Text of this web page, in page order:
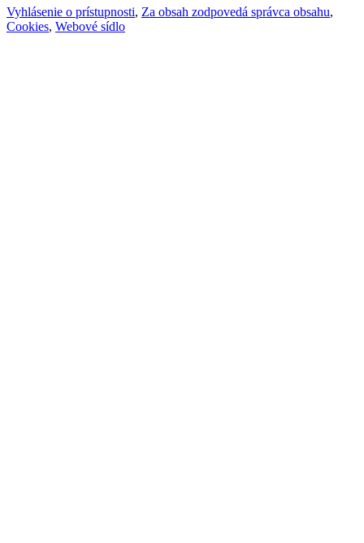
Vyhlásenie o prístupnosti, Za obsah zodpovedá správca obsahu,
Cookies, Webové sídlo